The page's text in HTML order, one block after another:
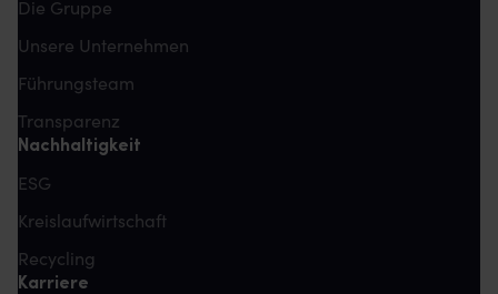
Die Gruppe
Unsere Unternehmen
Führungsteam
Transparenz
Nachhaltigkeit
ESG
Kreislaufwirtschaft
Recycling
Karriere